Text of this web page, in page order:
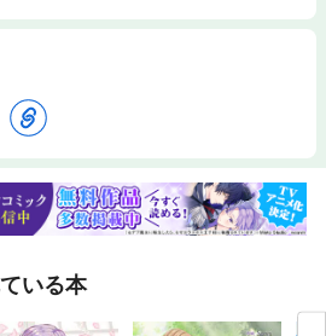
いる本